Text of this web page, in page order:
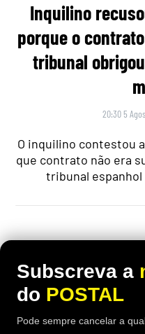
Inquilino
porque o
tribunal
20:30 5
O inquilino contestou
que contrato não era
tribunal espanhol
Novo livro de Fernando
inteligência artificial na
Subscreva a
do POSTAL
Pode sempre cancelar a